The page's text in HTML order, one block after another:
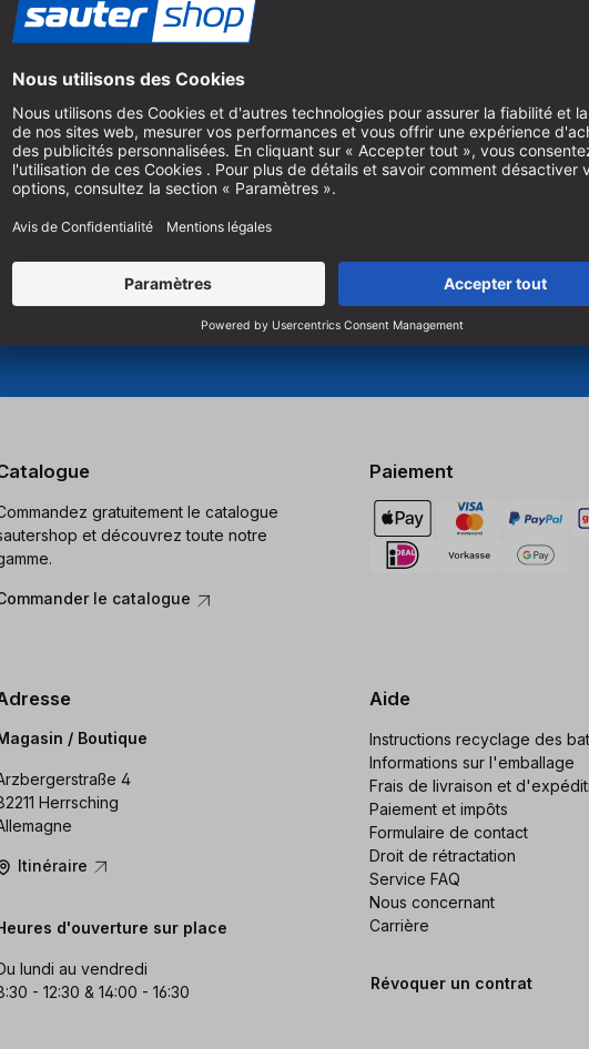
des produits innovants pour le
le sciage et le perçage.
Pour vous abonner à notre
produits, vous devez
Gérer les paramètres des
gratuitement le catalogue
et découvrez toute notre
le catalogue
Paiement
/ Boutique
4
Herrsching
Itinéraire
d'ouverture sur place
lundi au vendredi
- 12:30 & 14:00 - 16:30
Aide
Instructions recyclage des
Informations sur l'emballage
Frais de livraison et
Paiement et impôts
Formulaire de contact
Droit de rétractation
Service FAQ
Nous concernant
Carrière
Révoquer un contrat